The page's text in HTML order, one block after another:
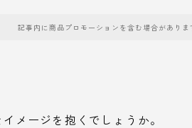
記事内に商品プロモーションを含む場合がありま
メージを抱くでしょうか。